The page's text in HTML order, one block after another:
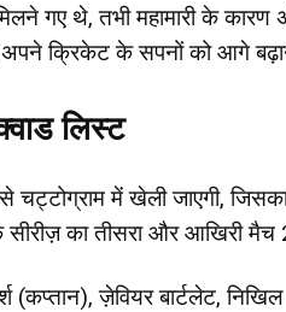
थे, तभी महामारी के कारण
अपने क्रिकेट के सपनों को आगे
लिस्ट
चट्टोग्राम में खेली जाएगी,
का तीसरा और आखिरी
ज़ेवियर बार्टलेट,